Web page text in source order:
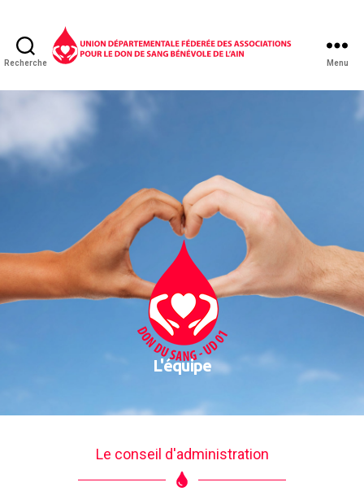
Recherche Menu
L'équipe
Le conseil d'administration